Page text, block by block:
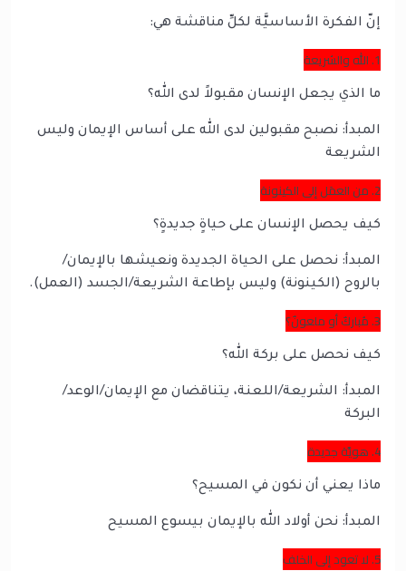
إنّ الفكرة الأساسيَّة لكلِّ مناقشة هي:
1. الله والشريعة
ما الذي يجعل الإنسان مقبولاً لدى الله؟
المبدأ: نصبح مقبولين لدى الله على أساس الإيمان وليس
الشريعة
2. من العمَل إلى الكينونة
كيف يحصل الإنسان على حياةٍ جديدةٍ؟
المبدأ: نحصل على الحياة الجديدة ونعيشها بالإيمان/
بالروح (الكينونة) وليس بإطاعة الشريعة/الجسد (العمل).
3. مُباركٌ أو ملعونٌ؟
كيف نحصل على بركة الله؟
المبدأ: الشريعة/اللعنة، يتناقضان مع الإيمان/الوعد/
البركة
4. هويَّة جديدة
ماذا يعني أن نكون في المسيح؟
المبدأ: نحن أولاد الله بالإيمان بيسوع المسيح
5. لا تعود إلى الخلف